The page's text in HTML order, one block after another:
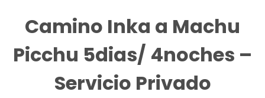
Camino Inka a Machu
Picchu 5dias/ 4noches –
Servicio Privado